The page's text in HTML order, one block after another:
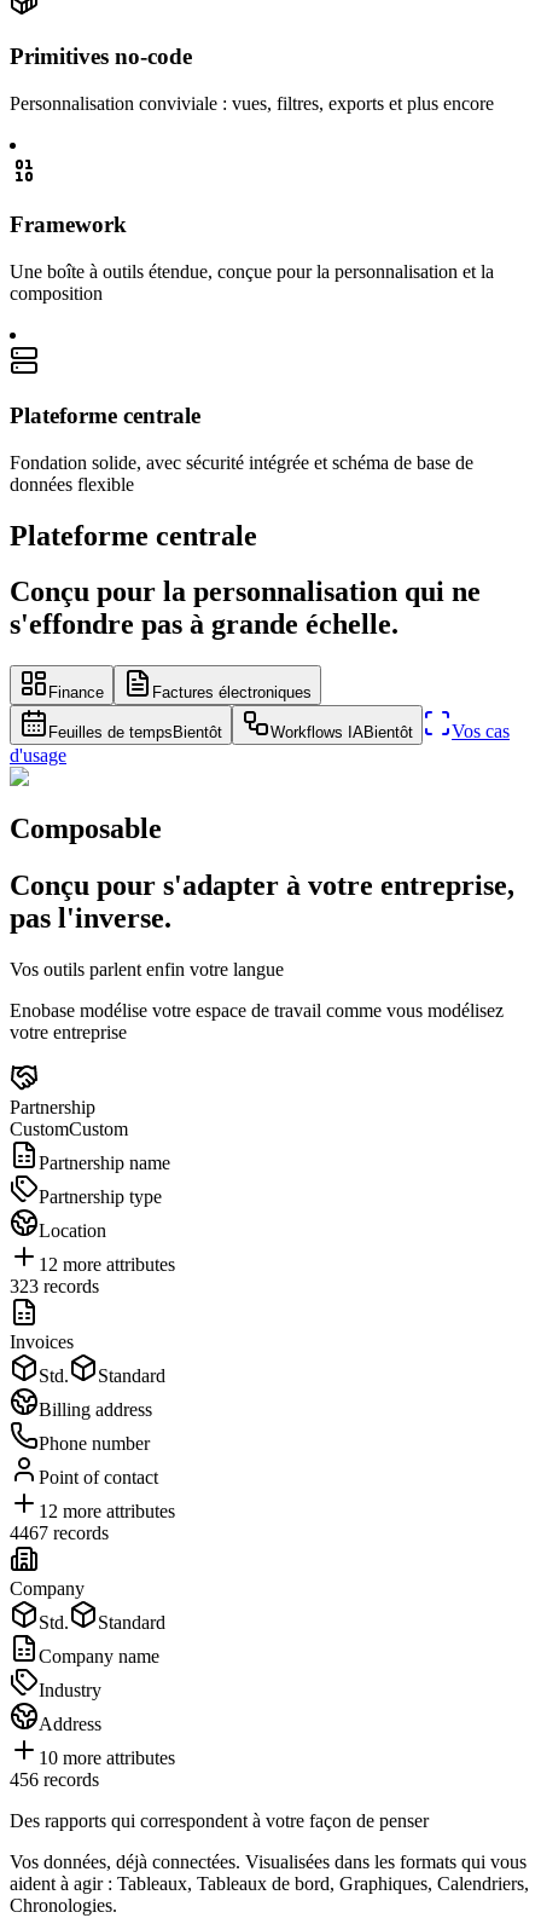
Primitives no-code
Personnalisation conviviale : vues, filtres, exports et plus encore
Framework
Une boîte à outils étendue, conçue pour la personnalisation et la
composition
Plateforme centrale
Fondation solide, avec sécurité intégrée et schéma de base de
données flexible
Plateforme centrale
Conçu pour la personnalisation qui ne
s'effondre pas à grande échelle.
Finance Factures électroniques
Feuilles de temps Bientôt Workflows IABientôt
Vos cas
d'usage
Composable
Conçu pour s'adapter à votre entreprise,
pas l'inverse.
Vos outils parlent enfin votre langue
Enobase modélise votre espace de travail comme vous modélisez
votre entreprise
Partnership
CustomCustom
Partnership name
Partnership type
Location
12 more attributes
323 records
Invoices
Std.
Standard
Billing address
Phone number
Point of contact
12 more attributes
4467 records
Company
Std.
Standard
Company name
Industry
Address
10 more attributes
456 records
Des rapports qui correspondent à votre façon de penser
Vos données, déjà connectées. Visualisées dans les formats qui vous
aident à agir : Tableaux, Tableaux de bord, Graphiques, Calendriers,
Chronologies.